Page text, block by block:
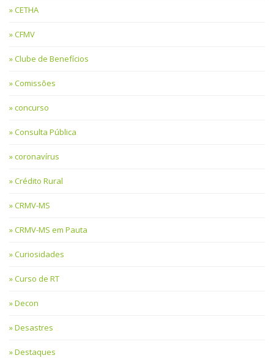
CETHA
CFMV
Clube de Benefícios
Comissões
concurso
Consulta Pública
coronavírus
Crédito Rural
CRMV-MS
CRMV-MS em Pauta
Curiosidades
Curso de RT
Decon
Desastres
Destaques